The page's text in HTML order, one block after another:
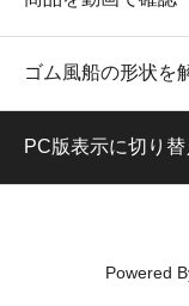
ゴム風船の形状を
PC版表示に切り替
Powered